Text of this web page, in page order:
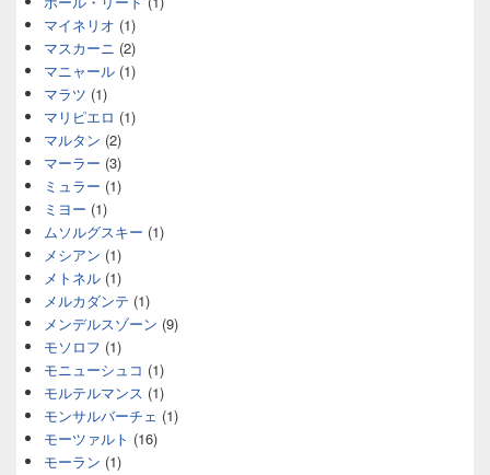
マイネリオ (1)
マスカーニ (2)
マニャール (1)
マラツ (1)
マリピエロ (1)
マルタン (2)
マーラー (3)
ミュラー (1)
ミヨー (1)
ムソルグスキー (1)
メシアン (1)
メトネル (1)
メルカダンテ (1)
メンデルスゾーン (9)
モソロフ (1)
モニューシュコ (1)
モルテルマンス (1)
モンサルバーチェ (1)
モーツァルト (16)
モーラン (1)